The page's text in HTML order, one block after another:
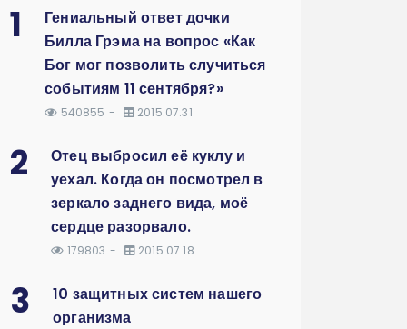
1
Гениальный ответ дочки
Билла Грэма на вопрос «Как
Бог мог позволить случиться
событиям 11 сентября?»
540855 2015.07.31
2
Отец выбросил её куклу и
уехал. Когда он посмотрел в
зеркало заднего вида, моё
сердце разорвало.
179803 2015.07.18
3
10 защитных систем нашего
организма